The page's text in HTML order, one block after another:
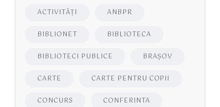
ACTIVITĂŢI ANBPR
BIBLIONET BIBLIOTECA
BIBLIOTECI PUBLICE BRAŞOV
CARTE CARTE PENTRU COPII
CONCURS CONFERINTA